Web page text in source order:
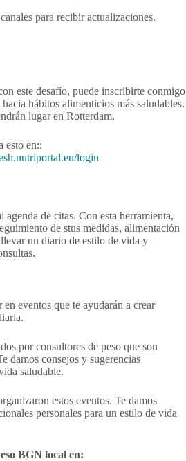
para recibir actualizaciones.
este desafío, puede inscribirte conmigo
hábitos alimenticios más saludables.
lugar en Rotterdam.
esto en::
login
agenda de citas. Con esta herramienta,
de stus medidas, alimentación
un diario de estilo de vida y
eventos que te ayudarán a crear
por consultores de peso que son
damos consejos y sugerencias
saludable.
estos eventos. Te damos
personales para un estilo de vida
BGN local en: